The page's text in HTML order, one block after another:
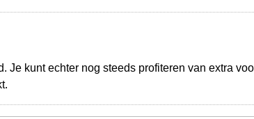
kunt echter nog steeds profiteren van extra